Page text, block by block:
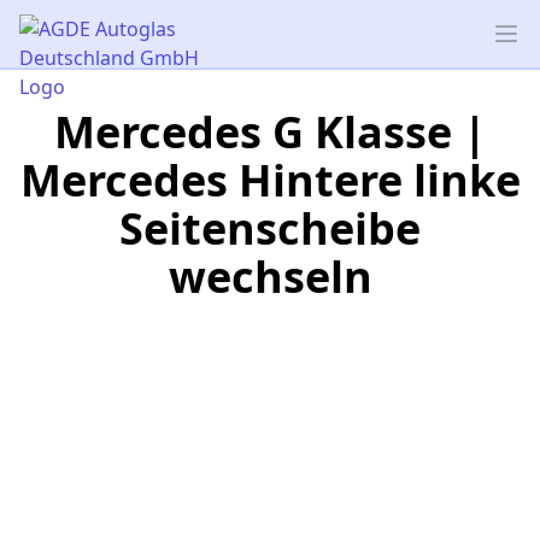
AGDE Autoglas Deutschland GmbH
Mercedes G Klasse |
Mercedes Hintere linke
Seitenscheibe
wechseln